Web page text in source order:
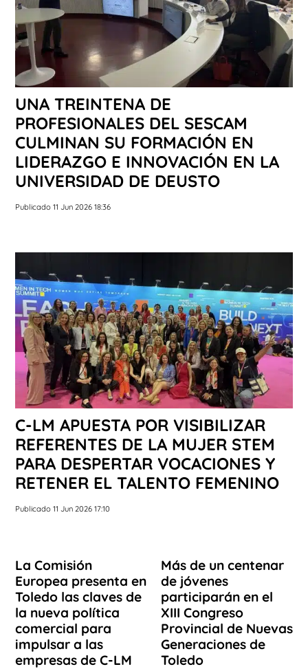
UNA TREINTENA DE
PROFESIONALES DEL SESCAM
CULMINAN SU FORMACIÓN EN
LIDERAZGO E INNOVACIÓN EN LA
UNIVERSIDAD DE DEUSTO
Publicado 11 Jun 2026 18:36
C-LM APUESTA POR VISIBILIZAR
REFERENTES DE LA MUJER STEM
PARA DESPERTAR VOCACIONES Y
RETENER EL TALENTO FEMENINO
Publicado 11 Jun 2026 17:10
La Comisión
Europea presenta en
Toledo las claves de
la nueva política
comercial para
impulsar a las
empresas de C-LM
Más de un centenar
de jóvenes
participarán en el
XIII Congreso
Provincial de Nuevas
Generaciones de
Toledo